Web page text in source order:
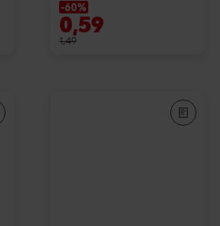
-60%
0,59
1,49